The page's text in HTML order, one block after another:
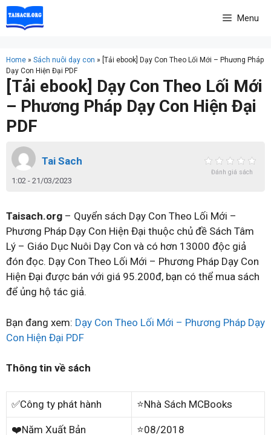
Skip
to
Menu
Home » Sách nuôi dạy con » [Tải ebook] Dạy Con Theo Lối Mới – Phương Pháp
Dạy Con Hiện Đại PDF
[Tải ebook] Dạy Con Theo Lối Mới
– Phương Pháp Dạy Con Hiện Đại
PDF
Tai Sach
1:02 - 21/03/2023
Đánh giá sách
Taisach.org – Quyển sách Dạy Con Theo Lối Mới –
Phương Pháp Dạy Con Hiện Đại thuộc chủ đề Sách Tâm
Lý – Giáo Dục Nuôi Dạy Con và có hơn 13000 độc giả
đón đọc. Dạy Con Theo Lối Mới – Phương Pháp Dạy Con
Hiện Đại được bán với giá 95.200đ, bạn có thể mua sách
để ủng hộ tác giả.
Bạn đang xem: Dạy Con Theo Lối Mới – Phương Pháp Dạy
Con Hiện Đại PDF
Thông tin về sách
✅Công ty phát hành ⭐Nhà Sách MCBooks
❤️Năm Xuất Bản ⭐08/2018